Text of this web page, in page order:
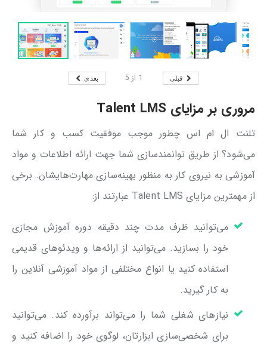
قبلی 1 از 5 بعدی
مروری بر مزایای Talent LMS
تلنت ال ام اس چطور موجب موفقیت کسب و کار شما
می‌شود؟ از طریق توانمندسازی شما جهت ارائه اطلاعات و مواد
آموزشی به نیروی کار به منظور بهینه‌سازی مهارت‌هایشان. برخی
از مهمترین مزایای Talent LMS عبارتند از:
می‌توانید ظرف مدت چند دقیقه دوره آموزش مجازی
خود را بسازید. می‌توانید از ارائه‌ها و ویدئوهای قدیمی
استفاده کنید یا انواع مختلفی از مواد آموزشی آنلاین را
به کار گیرید.
نیازهای شغلی شما را می‌تواند برآورده کند. می‌توانید
برای شخصی‌سازی ابزارتان، لوگوی خود را اضافه کنید و